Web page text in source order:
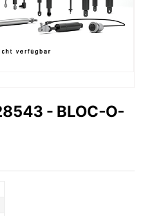
- BLOC-O-